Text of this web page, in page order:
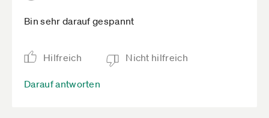
Bin sehr darauf gespannt
Hilfreich Nicht hilfreich
Darauf antworten